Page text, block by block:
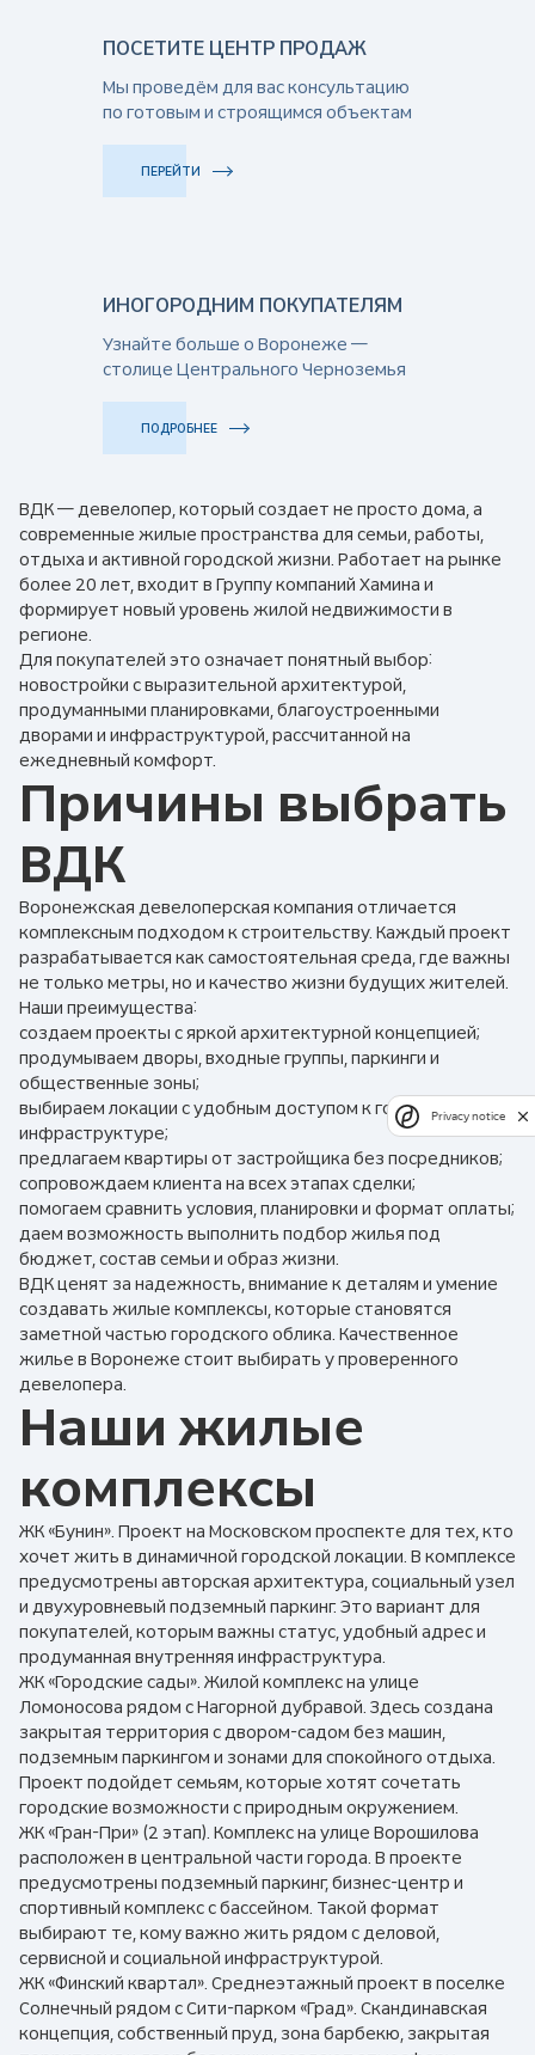
ПОСЕТИТЕ ЦЕНТР ПРОДАЖ
Мы проведём для вас консультацию
по готовым и строящимся объектам
ПЕРЕЙТИ
ИНОГОРОДНИМ ПОКУПАТЕЛЯМ
Узнайте больше о Воронеже —
столице Центрального Черноземья
ПОДРОБНЕЕ
ВДК — девелопер, который создает не просто дома, а
современные жилые пространства для семьи, работы,
отдыха и активной городской жизни. Работает на рынке
более 20 лет, входит в Группу компаний Хамина и
формирует новый уровень жилой недвижимости в
регионе.
Для покупателей это означает понятный выбор:
новостройки с выразительной архитектурой,
продуманными планировками, благоустроенными
дворами и инфраструктурой, рассчитанной на
ежедневный комфорт.
Причины выбрать
ВДК
Воронежская девелоперская компания отличается
комплексным подходом к строительству. Каждый проект
разрабатывается как самостоятельная среда, где важны
не только метры, но и качество жизни будущих жителей.
Наши преимущества:
создаем проекты с яркой архитектурной концепцией;
продумываем дворы, входные группы, паркинги и
общественные зоны;
выбираем локации с удобным доступом к городской
инфраструктуре;
предлагаем квартиры от застройщика без посредников;
сопровождаем клиента на всех этапах сделки;
помогаем сравнить условия, планировки и формат оплаты;
даем возможность выполнить подбор жилья под
бюджет, состав семьи и образ жизни.
ВДК ценят за надежность, внимание к деталям и умение
создавать жилые комплексы, которые становятся
заметной частью городского облика. Качественное
жилье в Воронеже стоит выбирать у проверенного
девелопера.
Наши жилые
комплексы
ЖК «Бунин». Проект на Московском проспекте для тех, кто
хочет жить в динамичной городской локации. В комплексе
предусмотрены авторская архитектура, социальный узел
и двухуровневый подземный паркинг. Это вариант для
покупателей, которым важны статус, удобный адрес и
продуманная внутренняя инфраструктура.
ЖК «Городские сады». Жилой комплекс на улице
Ломоносова рядом с Нагорной дубравой. Здесь создана
закрытая территория с двором-садом без машин,
подземным паркингом и зонами для спокойного отдыха.
Проект подойдет семьям, которые хотят сочетать
городские возможности с природным окружением.
ЖК «Гран-При» (2 этап). Комплекс на улице Ворошилова
расположен в центральной части города. В проекте
предусмотрены подземный паркинг, бизнес-центр и
спортивный комплекс с бассейном. Такой формат
выбирают те, кому важно жить рядом с деловой,
сервисной и социальной инфраструктурой.
ЖК «Финский квартал». Среднеэтажный проект в поселке
Солнечный рядом с Сити-парком «Град». Скандинавская
концепция, собственный пруд, зона барбекю, закрытая
Privacy notice